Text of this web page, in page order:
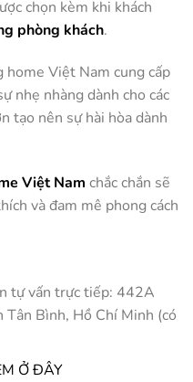
chọn kèm khi khách
phòng khách.
home Việt Nam cung cấp
nhẹ nhàng dành cho các
tạo nên sự hài hòa dành
Việt Nam chắc chắn sẽ
và đam mê phong cách
tự vấn trực tiếp: 442A
Tân Bình, Hồ Chí Minh (có
Ở ĐÂY